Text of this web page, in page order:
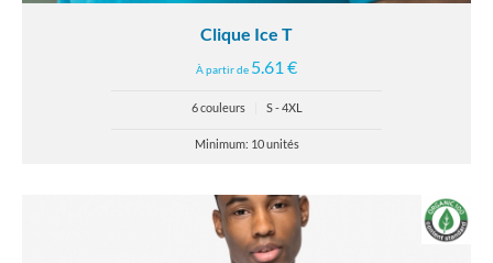
Clique Ice T
À partir de 5.61 €
6 couleurs S - 4XL
Minimum: 10 unités